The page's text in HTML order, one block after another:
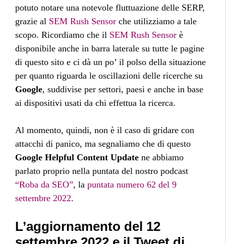
potuto notare una notevole fluttuazione delle SERP,
grazie al SEM Rush Sensor che utilizziamo a tale
scopo. Ricordiamo che il SEM Rush Sensor è
disponibile anche in barra laterale su tutte le pagine
di questo sito e ci dà un po’ il polso della situazione
per quanto riguarda le oscillazioni delle ricerche su
Google, suddivise per settori, paesi e anche in base
ai dispositivi usati da chi effettua la ricerca.
Al momento, quindi, non è il caso di gridare con
attacchi di panico, ma segnaliamo che di questo
Google Helpful Content Update ne abbiamo
parlato proprio nella puntata del nostro podcast
“Roba da SEO”, la puntata numero 62 del 9
settembre 2022.
L’aggiornamento del 12